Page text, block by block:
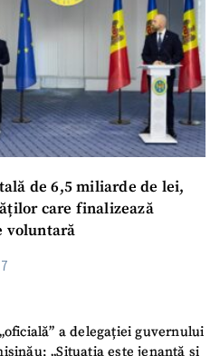
de 6,5 miliarde de lei,
care finalizează
voluntară
a delegației guvernului
„Situația este jenantă și